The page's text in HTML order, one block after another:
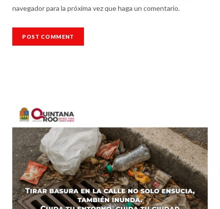
navegador para la próxima vez que haga un comentario.